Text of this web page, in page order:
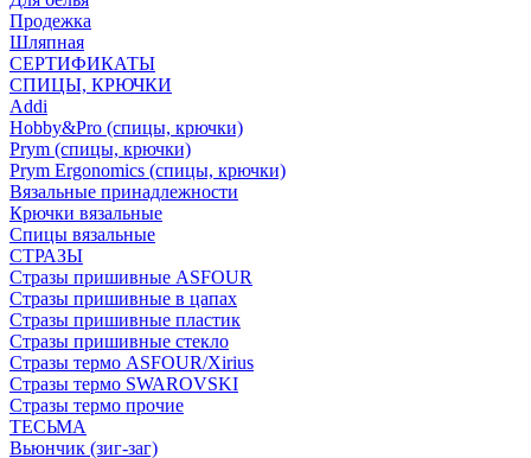
Продежка
Шляпная
СЕРТИФИКАТЫ
СПИЦЫ, КРЮЧКИ
Addi
Hobby&Pro (спицы, крючки)
Prym (спицы, крючки)
Prym Ergonomics (спицы, крючки)
Вязальные принадлежности
Крючки вязальные
Спицы вязальные
СТРАЗЫ
Стразы пришивные ASFOUR
Стразы пришивные в цапах
Стразы пришивные пластик
Стразы пришивные стекло
Стразы термо ASFOUR/Xirius
Стразы термо SWAROVSKI
Стразы термо прочие
ТЕСЬМА
Вьюнчик (зиг-заг)